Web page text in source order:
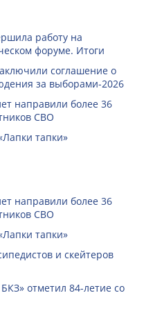
работу на
форуме. Итоги
соглашение о
за выборами-2026
направили более 36
СВО
тапки»
направили более 36
СВО
тапки»
и скейтеров
отметил 84-летие со